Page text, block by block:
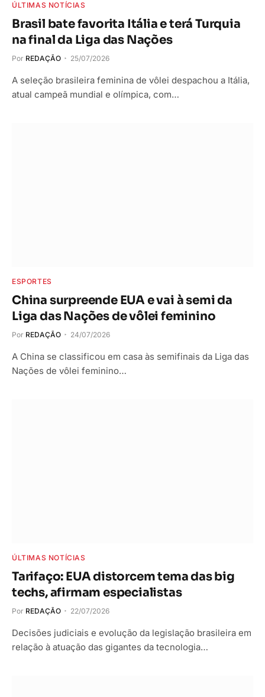
ÚLTIMAS NOTÍCIAS
Brasil bate favorita Itália e terá Turquia
na final da Liga das Nações
Por REDAÇÃO 25/07/2026
A seleção brasileira feminina de vôlei despachou a Itália,
atual campeã mundial e olímpica, com…
ESPORTES
China surpreende EUA e vai à semi da
Liga das Nações de vôlei feminino
Por REDAÇÃO 24/07/2026
A China se classificou em casa às semifinais da Liga das
Nações de vôlei feminino…
ÚLTIMAS NOTÍCIAS
Tarifaço: EUA distorcem tema das big
techs, afirmam especialistas
Por REDAÇÃO 22/07/2026
Decisões judiciais e evolução da legislação brasileira em
relação à atuação das gigantes da tecnologia…